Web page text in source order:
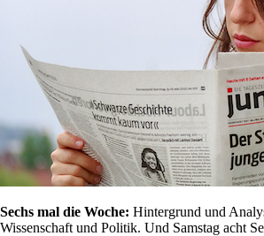
Sechs mal die Woche: Hintergrund und
Wissenschaft und Politik. Und Samstag acht